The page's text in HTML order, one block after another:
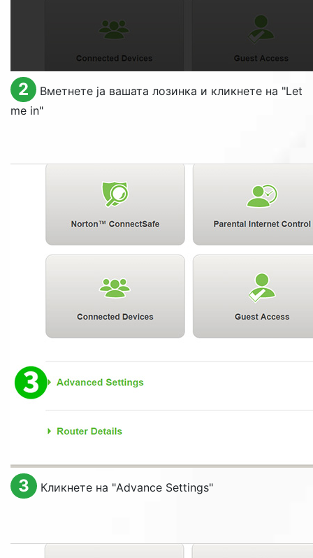
2 Вметнете ја вашата лозинка и кликнете на "Let
me in"
3 Кликнете на "Advance Settings"